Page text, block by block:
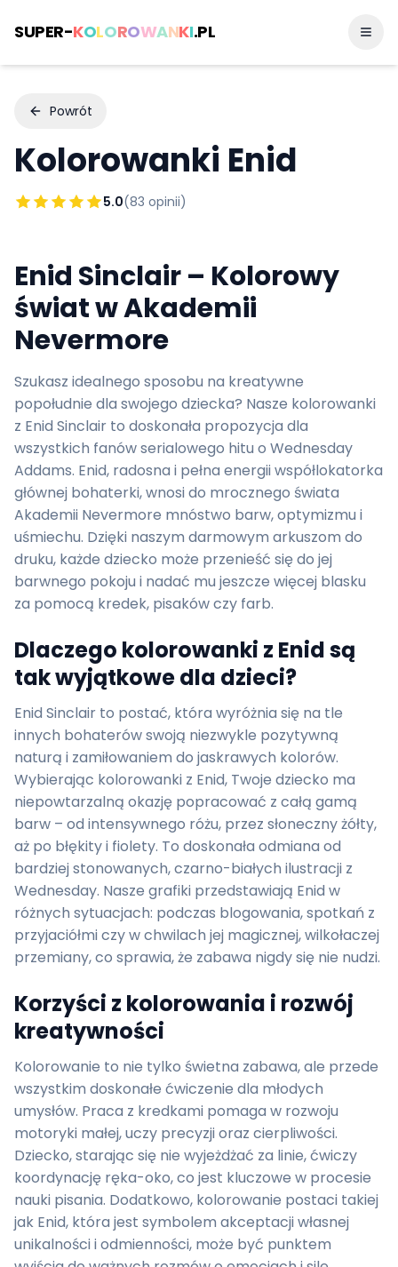
SUPER-KOLOROWANKI.PL
Powrót
Kolorowanki Enid
5.0(83 opinii)
Enid Sinclair – Kolorowy
świat w Akademii
Nevermore
Szukasz idealnego sposobu na kreatywne
popołudnie dla swojego dziecka? Nasze kolorowanki
z Enid Sinclair to doskonała propozycja dla
wszystkich fanów serialowego hitu o Wednesday
Addams. Enid, radosna i pełna energii współlokatorka
głównej bohaterki, wnosi do mrocznego świata
Akademii Nevermore mnóstwo barw, optymizmu i
uśmiechu. Dzięki naszym darmowym arkuszom do
druku, każde dziecko może przenieść się do jej
barwnego pokoju i nadać mu jeszcze więcej blasku
za pomocą kredek, pisaków czy farb.
Dlaczego kolorowanki z Enid są
tak wyjątkowe dla dzieci?
Enid Sinclair to postać, która wyróżnia się na tle
innych bohaterów swoją niezwykle pozytywną
naturą i zamiłowaniem do jaskrawych kolorów.
Wybierając kolorowanki z Enid, Twoje dziecko ma
niepowtarzalną okazję popracować z całą gamą
barw – od intensywnego różu, przez słoneczny żółty,
aż po błękity i fiolety. To doskonała odmiana od
bardziej stonowanych, czarno-białych ilustracji z
Wednesday. Nasze grafiki przedstawiają Enid w
różnych sytuacjach: podczas blogowania, spotkań z
przyjaciółmi czy w chwilach jej magicznej, wilkołaczej
przemiany, co sprawia, że zabawa nigdy się nie nudzi.
Korzyści z kolorowania i rozwój
kreatywności
Kolorowanie to nie tylko świetna zabawa, ale przede
wszystkim doskonałe ćwiczenie dla młodych
umysłów. Praca z kredkami pomaga w rozwoju
motoryki małej, uczy precyzji oraz cierpliwości.
Dziecko, starając się nie wyjeżdżać za linie, ćwiczy
koordynację ręka-oko, co jest kluczowe w procesie
nauki pisania. Dodatkowo, kolorowanie postaci takiej
jak Enid, która jest symbolem akceptacji własnej
unikalności i odmienności, może być punktem